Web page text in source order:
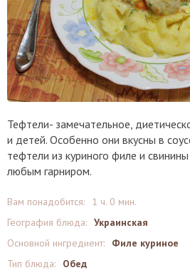
Тефтели- замечательное,
и детей. Особенно они вкусны в
тефтели из куриного филе и
любым гарниром.
Вам понадобится:
1 ч. 0 мин.
География блюда: Украинская
Основной ингредиент:
Филе куриное
Тип блюда:
Обед